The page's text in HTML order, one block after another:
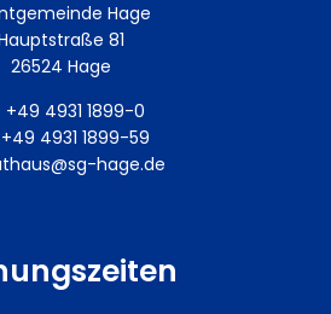
Hage
81
26524 Hage
+49 4931 1899-0
+49 4931 1899-59
hage.de